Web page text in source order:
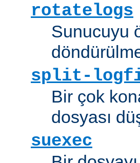
rotatelogs
Sunucuyu
split-
Bir çok
dosyası
suexec